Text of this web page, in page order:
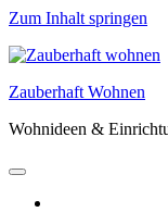
Zum Inhalt springen
Zauberhaft Wohnen
Wohnideen &